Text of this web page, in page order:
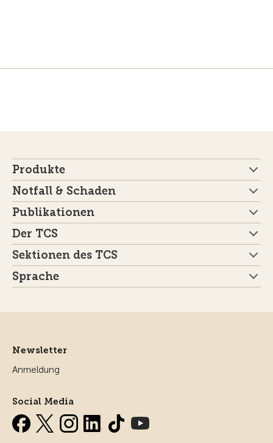
Produkte
Notfall & Schaden
Publikationen
Der TCS
Sektionen des TCS
Sprache
Newsletter
Anmeldung
Social Media